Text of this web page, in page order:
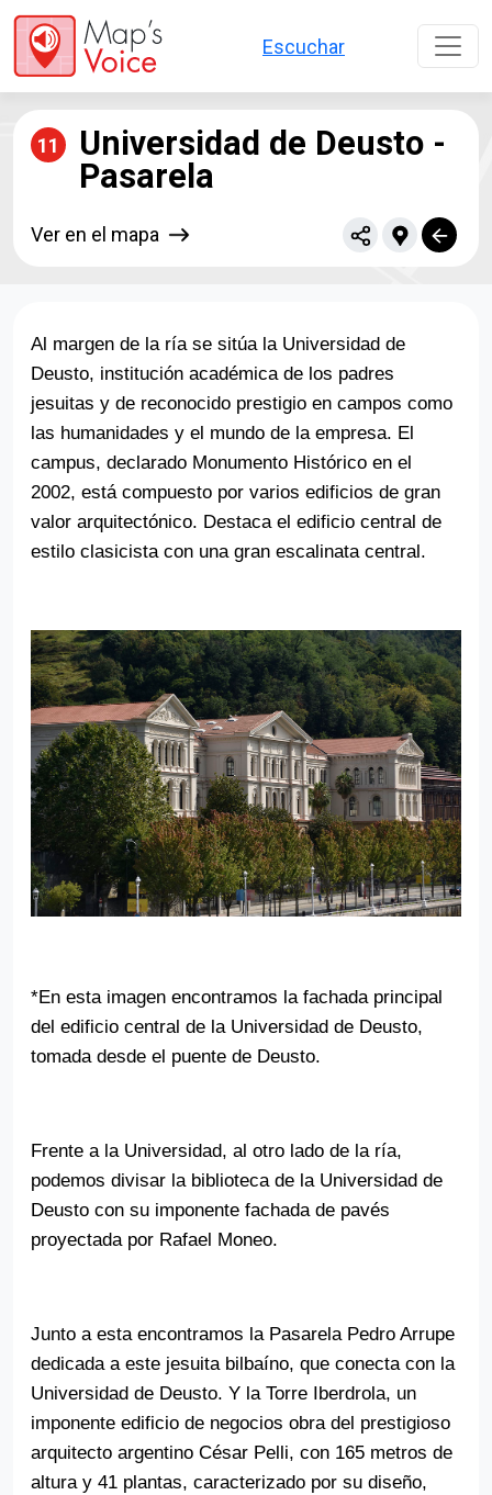
Pasar al contenido principal
Escuchar
11
Universidad de Deusto -
Pasarela
Ver en el mapa
Al margen de la ría se sitúa la Universidad de
Deusto, institución académica de los padres
jesuitas y de reconocido prestigio en campos como
las humanidades y el mundo de la empresa. El
campus, declarado Monumento Histórico en el
2002, está compuesto por varios edificios de gran
valor arquitectónico. Destaca el edificio central de
estilo clasicista con una gran escalinata central.
*En esta imagen encontramos la fachada principal
del edificio central de la Universidad de Deusto,
tomada desde el puente de Deusto.
Frente a la Universidad, al otro lado de la ría,
podemos divisar la biblioteca de la Universidad de
Deusto con su imponente fachada de pavés
proyectada por Rafael Moneo.
Junto a esta encontramos la Pasarela Pedro Arrupe
dedicada a este jesuita bilbaíno, que conecta con la
Universidad de Deusto. Y la Torre Iberdrola, un
imponente edificio de negocios obra del prestigioso
arquitecto argentino César Pelli, con 165 metros de
altura y 41 plantas, caracterizado por su diseño,